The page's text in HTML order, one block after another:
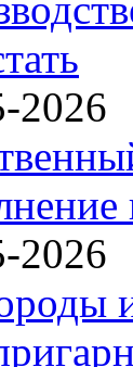
2026
2026